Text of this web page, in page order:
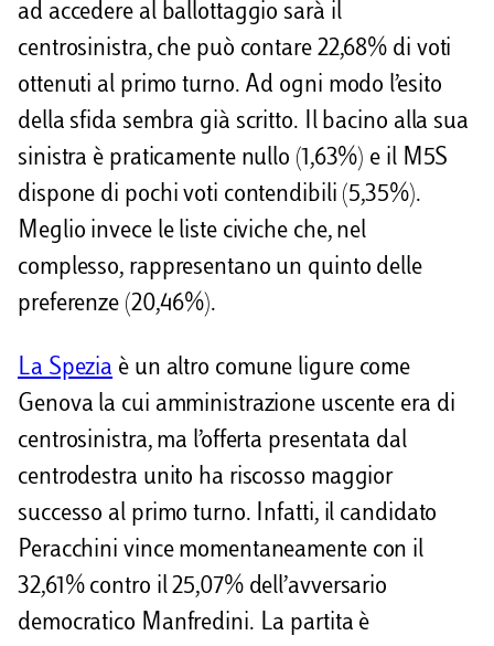
ad accedere al ballottaggio sarà il
centrosinistra, che può contare 22,68% di voti
ottenuti al primo turno. Ad ogni modo l’esito
della sfida sembra già scritto. Il bacino alla sua
sinistra è praticamente nullo (1,63%) e il M5S
dispone di pochi voti contendibili (5,35%).
Meglio invece le liste civiche che, nel
complesso, rappresentano un quinto delle
preferenze (20,46%).
La Spezia è un altro comune ligure come
Genova la cui amministrazione uscente era di
centrosinistra, ma l’offerta presentata dal
centrodestra unito ha riscosso maggior
successo al primo turno. Infatti, il candidato
Peracchini vince momentaneamente con il
32,61% contro il 25,07% dell’avversario
democratico Manfredini. La partita è